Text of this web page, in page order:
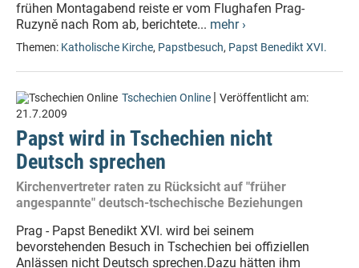
frühen Montagabend reiste er vom Flughafen Prag-
Ruzyně nach Rom ab, berichtete... mehr ›
Themen: Katholische Kirche, Papstbesuch, Papst Benedikt XVI.
Tschechien Online | Veröffentlicht am:
21.7.2009
Papst wird in Tschechien nicht
Deutsch sprechen
Kirchenvertreter raten zu Rücksicht auf "früher
angespannte" deutsch-tschechische Beziehungen
Prag - Papst Benedikt XVI. wird bei seinem
bevorstehenden Besuch in Tschechien bei offiziellen
Anlässen nicht Deutsch sprechen.Dazu hätten ihm